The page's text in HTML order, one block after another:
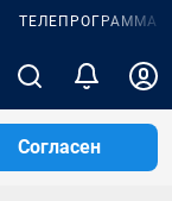
ТЕЛЕПРОГРАММА
Согласен